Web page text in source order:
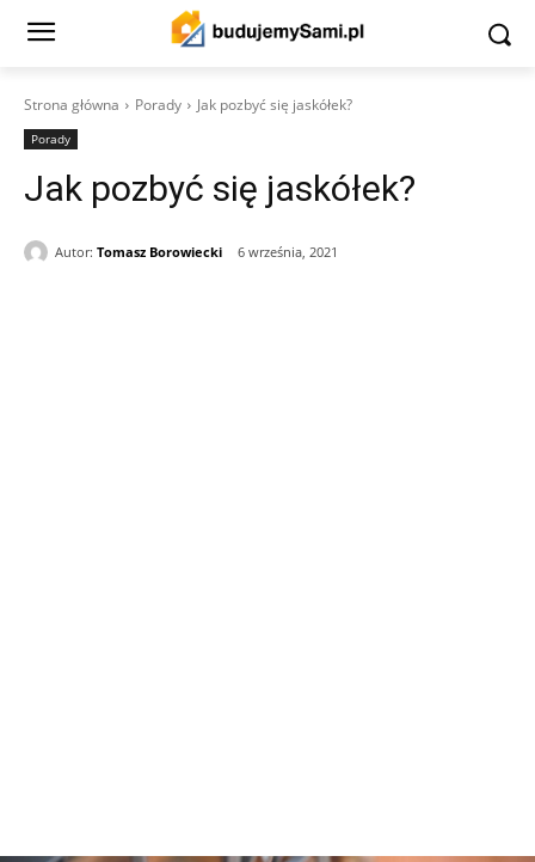
Strona główna Porady Jak pozbyć się jaskółek?
Porady
Jak pozbyć się jaskółek?
Autor: Tomasz Borowiecki 6 września, 2021